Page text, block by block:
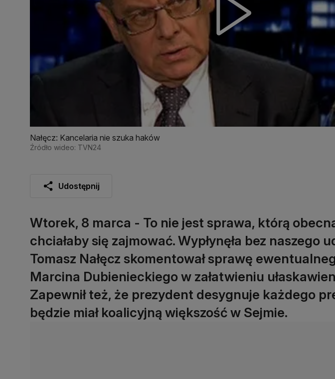
Nałęcz: Kancelaria nie szuka haków
Źródło wideo: TVN24
Udostępnij
Wtorek, 8 marca - To nie jest sprawa, którą
chciałaby się zajmować. Wypłynęła bez naszego
Tomasz Nałęcz skomentował sprawę
Marcina Dubienieckiego w załatwieniu
Zapewnił też, że prezydent desygnuje każdego
będzie miał koalicyjną większość w Sejmie.